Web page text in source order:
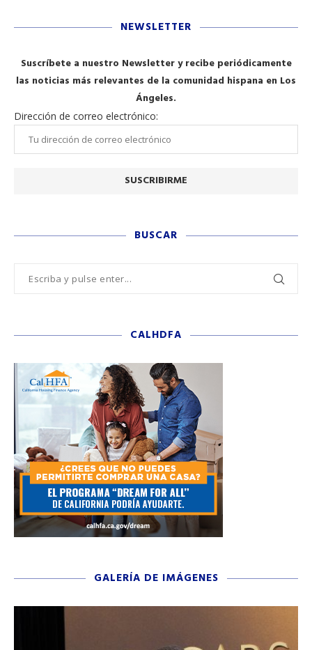
NEWSLETTER
Suscríbete a nuestro Newsletter y recibe periódicamente
las noticias más relevantes de la comunidad hispana en Los
Ángeles.
Dirección de correo electrónico:
BUSCAR
CALHDFA
GALERÍA DE IMÁGENES